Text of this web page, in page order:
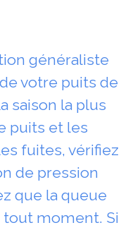
généraliste
votre puits de
saison la plus
puits et les
fuites, vérifiez
de pression
que la queue
tout moment. Si